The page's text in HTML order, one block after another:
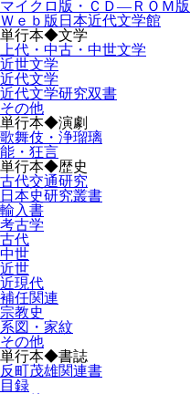
マイクロ版・ＣＤ―ＲＯＭ
Ｗｅｂ版日本近代文学館
単行本◆文学
上代・中古・中世文学
近世文学
近代文学
近代文学研究双書
その他
単行本◆演劇
歌舞伎・浄瑠璃
能・狂言
単行本◆歴史
古代交通研究
日本史研究叢書
輸入書
考古学
古代
中世
近世
近現代
補任関連
宗教史
系図・家紋
その他
単行本◆書誌
反町茂雄関連書
目録